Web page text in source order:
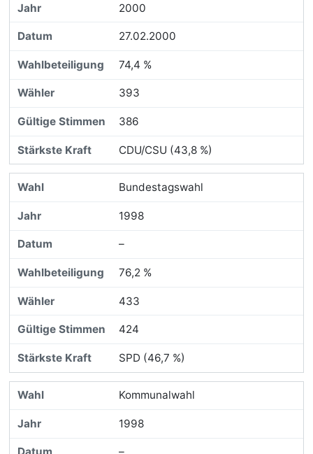
2000
27.02.2000
74,4 %
393
386
CDU/CSU (43,8 %)
Bundestagswahl
1998
–
76,2 %
433
424
SPD (46,7 %)
Kommunalwahl
1998